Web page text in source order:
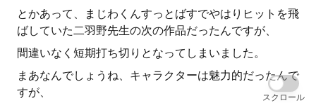
とかあって、まじわくんすっとばすでやはりヒットを飛
ばしていた二羽野先生の次の作品だったんですが、
間違いなく短期打ち切りとなってしまいました。
まあなんでしょうね、キャラクターは魅力的だったんで
すが、
スクロール